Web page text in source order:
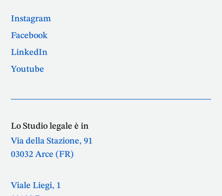
Instagram
Facebook
LinkedIn
Youtube
Lo Studio legale è in
Via della Stazione, 91
03032 Arce (FR)
Viale Liegi, 1